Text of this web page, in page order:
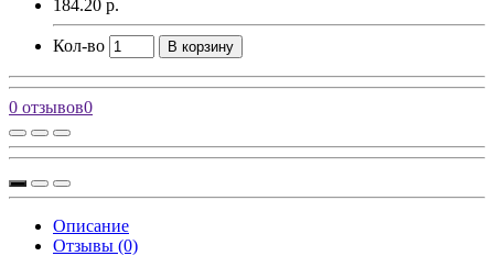
184.20 р.
Кол-во В корзину
0 отзывов0
Описание
Отзывы (0)